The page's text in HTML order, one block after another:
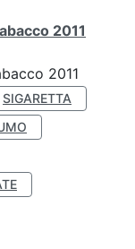
2011
2011
SIGARETTA